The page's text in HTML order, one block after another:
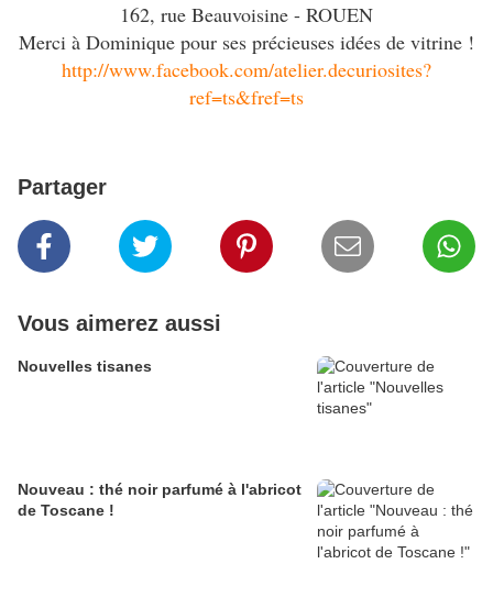
162, rue Beauvoisine - ROUEN
Merci à Dominique pour ses précieuses idées de vitrine !
http://www.facebook.com/atelier.decuriosites?
ref=ts&fref=ts
Partager
Vous aimerez aussi
Nouvelles tisanes
Nouveau : thé noir parfumé à l'abricot
de Toscane !